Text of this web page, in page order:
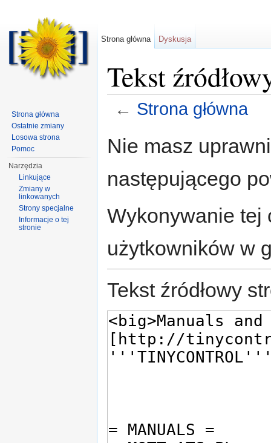
Tekst
← Strona główna
Nie masz
następującego
Wykonywanie tej
użytkowników w
Tekst źródłowy
Strona główna Dyskusja
Strona główna
Ostatnie zmiany
Losowa strona
Pomoc
Narzędzia
Linkujące
Zmiany w
linkowanych
Strony specjalne
Informacje o tej
stronie